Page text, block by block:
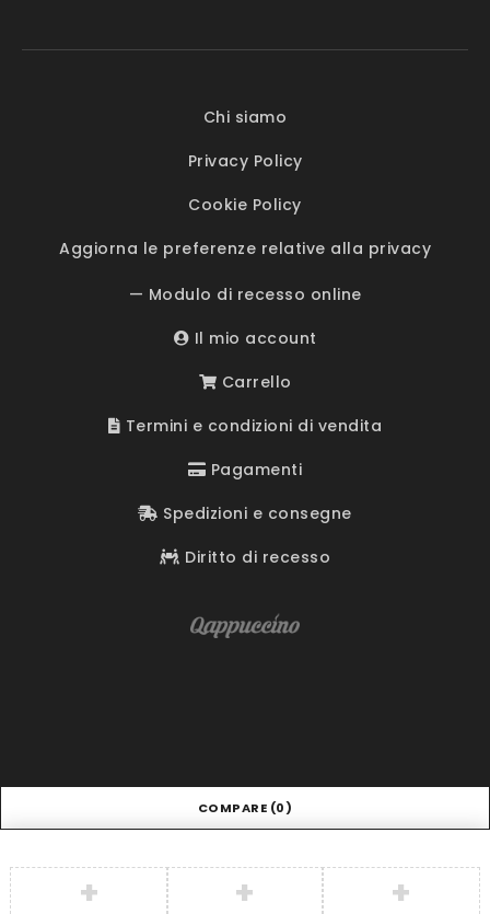
Chi siamo
Privacy Policy
Cookie Policy
Aggiorna le preferenze relative alla privacy
— Modulo di recesso online
Il mio account
Carrello
Termini e condizioni di vendita
Pagamenti
Spedizioni e consegne
Diritto di recesso
COMPARE (0)